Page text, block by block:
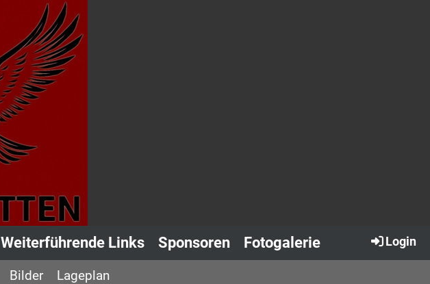
Weiterführende Links Sponsoren Fotogalerie Login
Bilder Lageplan